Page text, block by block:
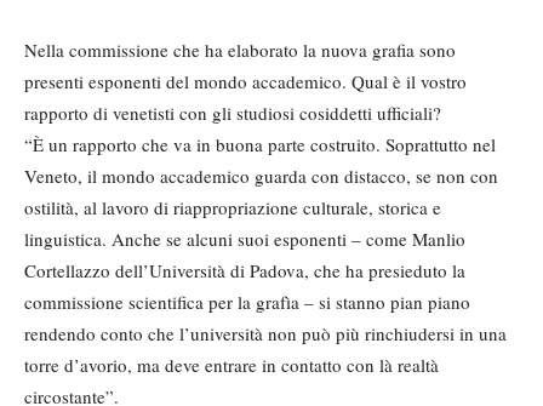
Nella commissione che ha elaborato la nuova grafia sono
presenti esponenti del mondo accademico. Qual è il vostro
rapporto di venetisti con gli studiosi cosiddetti ufficiali?
“È un rapporto che va in buona parte costruito. Soprattutto nel
Veneto, il mondo accademico guarda con distacco, se non con
ostilità, al lavoro di riappropriazione culturale, storica e
linguistica. Anche se alcuni suoi esponenti – come Manlio
Cortellazzo dell’Università di Padova, che ha presieduto la
commissione scientifica per la grafìa – si stanno pian piano
rendendo conto che l’università non può più rinchiudersi in una
torre d’avorio, ma deve entrare in contatto con là realtà
circostante”.